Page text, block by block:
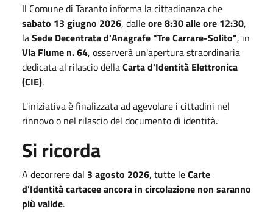
Il Comune di Taranto informa la cittadinanza che
sabato 13 giugno 2026, dalleore 8:30 alle ore 12:30,
laSede Decentrata d'Anagrafe "Tre Carrare-Solito", in
Via Fiume n. 64, osserverà un'apertura straordinaria
dedicata al rilascio dellaCarta d'Identità Elettronica
(CIE).
L'iniziativa è finalizzata ad agevolare i cittadini nel
rinnovo o nel rilascio del documento di identità.
Si ricorda
A decorrere dal 3 agosto 2026, tutte leCarte
d'Identità cartacee ancora in circolazione non saranno
più valide.